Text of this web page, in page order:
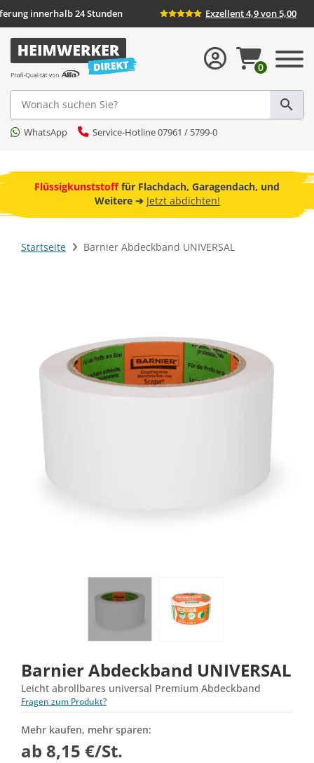
innerhalb 24 Stunden Exzellent 4,9 von 5,00
Suche
WhatsApp Service-Hotline 07961 / 5799-0
0
Flüssigkunststofffür Flachdach, Garagendach, und
Weitere ➔ Jetzt abdichten!
Startseite Barnier Abdeckband UNIVERSAL
Barnier Abdeckband UNIVERSAL
Leicht abrollbares universal Premium Abdeckband
Fragen zum Produkt?
Mehr kaufen, mehr sparen:
ab 8,15 €/St.